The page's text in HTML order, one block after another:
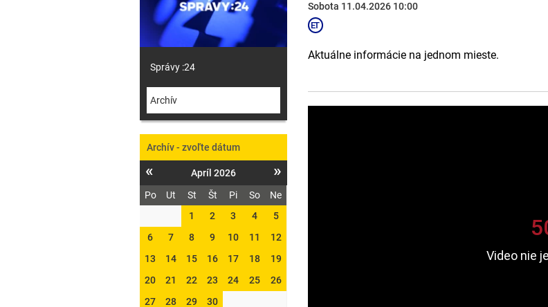
Sobota 11.04.2026 10:00
Aktuálne informácie na jednom mieste.
Správy :24
Archív
Archív - zvoľte dátum
« Apríl 2026 »
Po Ut St Št Pi So
Ne
1
2 3 4
5
6
7 8 9 10 11
12
13
14 15 16 17 18
19
20
21 22 23 24 25
26
27
28 29 30